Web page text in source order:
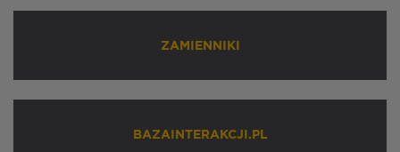
ZAMIENNIKI
BAZAINTERAKCJI.PL